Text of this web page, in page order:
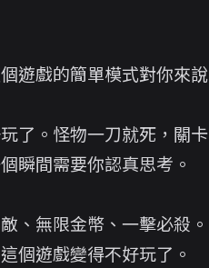
遊戲的簡單模式對你來說
了。怪物一刀就死，關卡
瞬間需要你認真思考。
、無限金幣、一擊必殺。
個遊戲變得不好玩了。